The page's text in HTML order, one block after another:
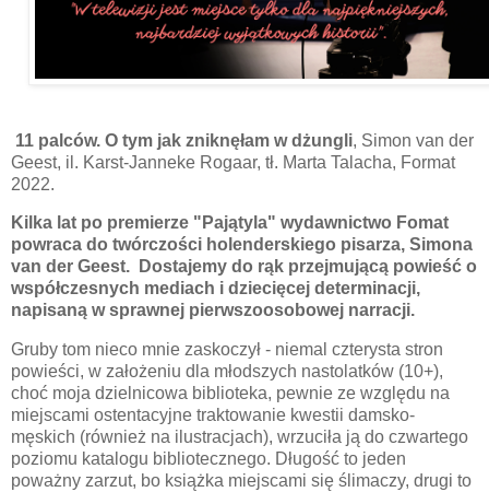
11 palców. O tym jak zniknęłam w dżungli, Simon van der
Geest, il. Karst-Janneke Rogaar, tł. Marta Talacha, Format
2022.
Kilka lat po premierze "Pajątyla" wydawnictwo Fomat
powraca do twórczości holenderskiego pisarza, Simona
van der Geest. Dostajemy do rąk przejmującą powieść o
współczesnych mediach i dziecięcej determinacji,
napisaną w sprawnej pierwszoosobowej narracji.
Gruby tom nieco mnie zaskoczył - niemal czterysta stron
powieści, w założeniu dla młodszych nastolatków (10+),
choć moja dzielnicowa biblioteka, pewnie ze względu na
miejscami ostentacyjne traktowanie kwestii damsko-
męskich (również na ilustracjach), wrzuciła ją do czwartego
poziomu katalogu bibliotecznego. Długość to jeden
poważny zarzut, bo książka miejscami się ślimaczy, drugi to